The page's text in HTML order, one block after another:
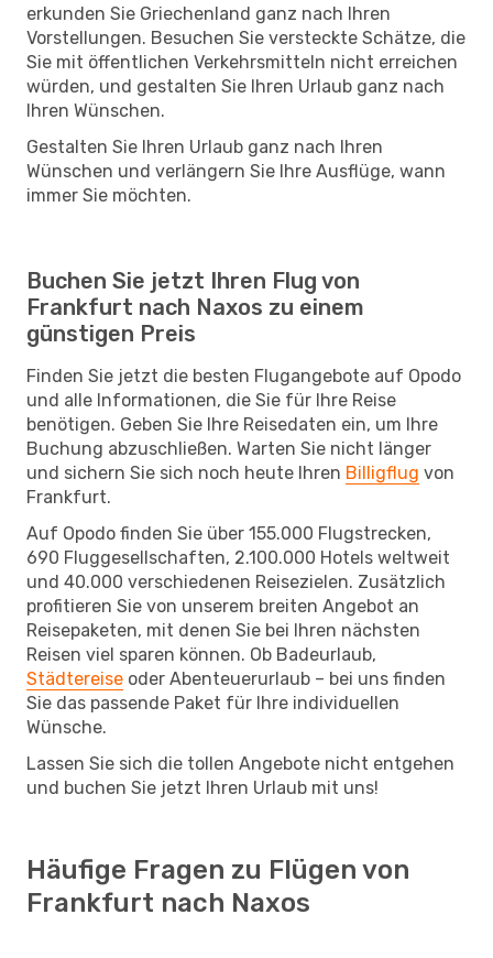
erkunden Sie Griechenland ganz nach Ihren
Vorstellungen. Besuchen Sie versteckte Schätze, die
Sie mit öffentlichen Verkehrsmitteln nicht erreichen
würden, und gestalten Sie Ihren Urlaub ganz nach
Ihren Wünschen.
Gestalten Sie Ihren Urlaub ganz nach Ihren
Wünschen und verlängern Sie Ihre Ausflüge, wann
immer Sie möchten.
Buchen Sie jetzt Ihren Flug von
Frankfurt nach Naxos zu einem
günstigen Preis
Finden Sie jetzt die besten Flugangebote auf Opodo
und alle Informationen, die Sie für Ihre Reise
benötigen. Geben Sie Ihre Reisedaten ein, um Ihre
Buchung abzuschließen. Warten Sie nicht länger
und sichern Sie sich noch heute Ihren Billigflug von
Frankfurt.
Auf Opodo finden Sie über 155.000 Flugstrecken,
690 Fluggesellschaften, 2.100.000 Hotels weltweit
und 40.000 verschiedenen Reisezielen. Zusätzlich
profitieren Sie von unserem breiten Angebot an
Reisepaketen, mit denen Sie bei Ihren nächsten
Reisen viel sparen können. Ob Badeurlaub,
Städtereise oder Abenteuerurlaub – bei uns finden
Sie das passende Paket für Ihre individuellen
Wünsche.
Lassen Sie sich die tollen Angebote nicht entgehen
und buchen Sie jetzt Ihren Urlaub mit uns!
Häufige Fragen zu Flügen von
Frankfurt nach Naxos